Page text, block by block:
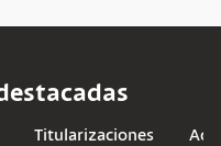
Titularizaciones